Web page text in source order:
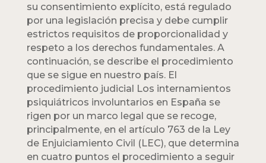
su consentimiento explícito, está regulado
por una legislación precisa y debe cumplir
estrictos requisitos de proporcionalidad y
respeto a los derechos fundamentales. A
continuación, se describe el procedimiento
que se sigue en nuestro país. El
procedimiento judicial Los internamientos
psiquiátricos involuntarios en España se
rigen por un marco legal que se recoge,
principalmente, en el artículo 763 de la Ley
de Enjuiciamiento Civil (LEC), que determina
en cuatro puntos el procedimiento a seguir